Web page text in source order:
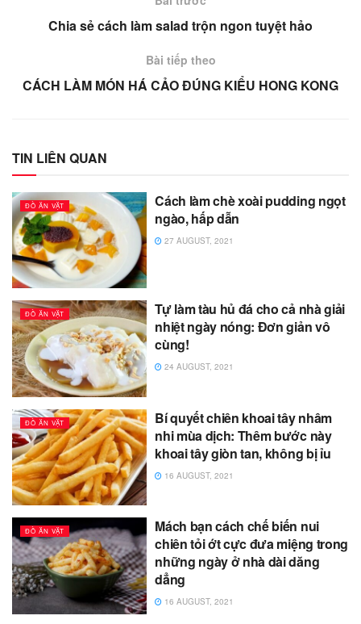
Chia sẻ cách làm salad trộn ngon tuyệt hảo
Bài tiếp theo
CÁCH LÀM MÓN HÁ CẢO ĐÚNG KIỂU HONG KONG
TIN LIÊN QUAN
ĐỒ ĂN VẶT
Cách làm chè xoài pudding ngọt
ngào, hấp dẫn
27 AUGUST, 2021
ĐỒ ĂN VẶT
Tự làm tàu hủ đá cho cả nhà giải
nhiệt ngày nóng: Đơn giản vô
cùng!
24 AUGUST, 2021
ĐỒ ĂN VẶT
Bí quyết chiên khoai tây nhâm
nhi mùa dịch: Thêm bước này
khoai tây giòn tan, không bị ỉu
16 AUGUST, 2021
ĐỒ ĂN VẶT
Mách bạn cách chế biến nui
chiên tỏi ớt cực đưa miệng trong
những ngày ở nhà dài dăng
dẳng
16 AUGUST, 2021